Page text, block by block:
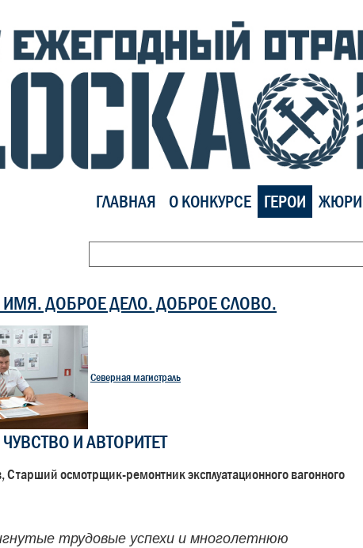
ГЛАВНАЯ О КОНКУРСЕ ГЕРОИ ЖЮРИ
ДОБРОЕ ДЕЛО. ДОБРОЕ СЛОВО.
Северная магистраль
И АВТОРИТЕТ
Старший осмотрщик-ремонтник эксплуатационного вагонного
трудовые успехи и многолетнюю